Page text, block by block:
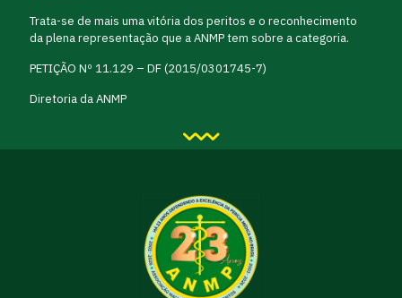
Trata-se de mais uma vitória dos peritos e o reconhecimento
da plena representação que a ANMP tem sobre a categoria.
PETIÇÃO Nº 11.129 – DF (2015/0301745-7)
Diretoria da ANMP